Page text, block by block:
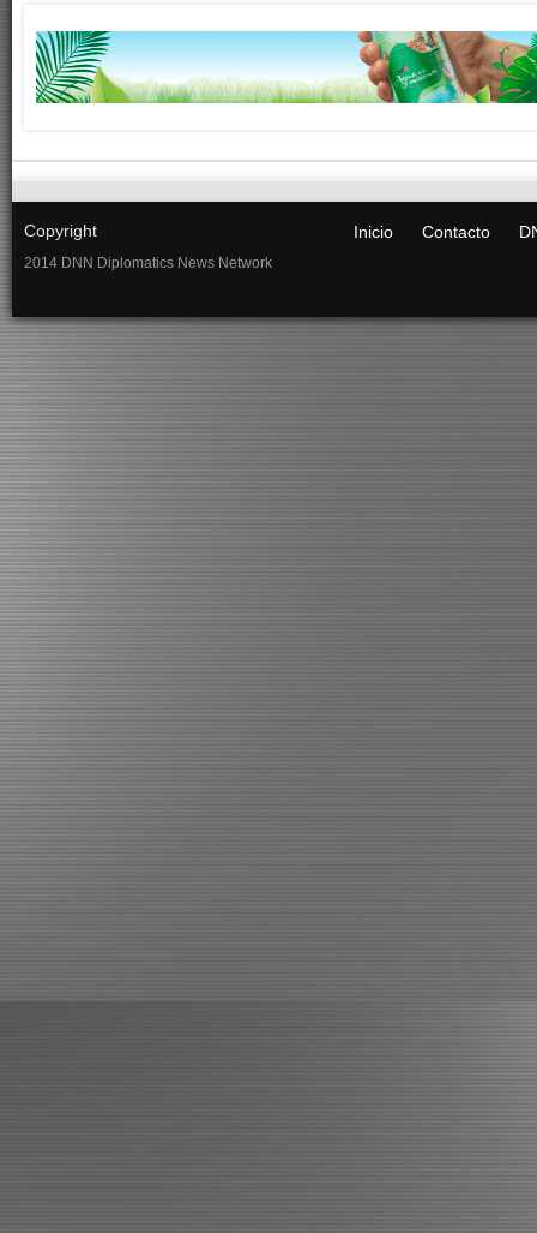
Copyright
2014 DNN Diplomatics News Network
Inicio Contacto